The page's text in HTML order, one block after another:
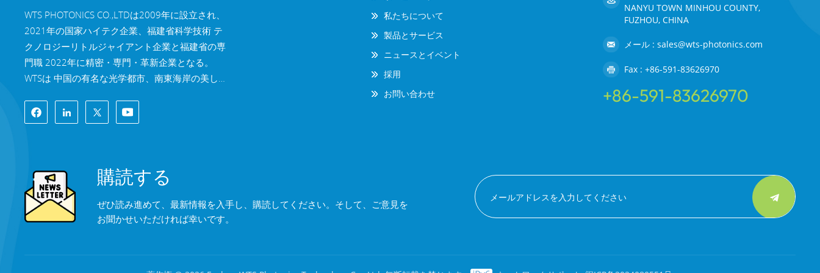
WTS PHOTONICS CO.,LTDは2009年に設立され、
2021年の国家ハイテク企業、福建省科学技術 テ
クノロジーリトルジャイアント企業と福建省の専
門職 2022年に精密・専門・革新企業となる。
WTSは 中国の有名な光学都市、南東海岸の美しい
化された工場棟を所有しており、 熟練した技術ス
タッフと完全な光学処理システムを備え、 コーテ
ソリューションを顧客に提供します。 高精度光学
部品、高精度光学撮像レンズ、 および高出力レー
ザー部品。 WTSの製品には以下が含まれます 光学
窓、レンズ、円筒レンズ、フィルター、ミラー、
ー結晶、レンズアセンブリ、モジュールなど。製
品はマシンビジョン、産業用レーザー、バイオメ
私たちについて
製品とサービス
ニュースとイベント
採用
お問い合わせ
NANYU TOWN MINHOU COUNTY,
FUZHOU, CHINA
メール : sales@wts-photonics.com
Fax : +86-591-83626970
+86-591-83626970
購読する
ぜひ読み進めて、最新情報を入手し、購読してください。そして、ご意見を
お聞かせいただければ幸いです。